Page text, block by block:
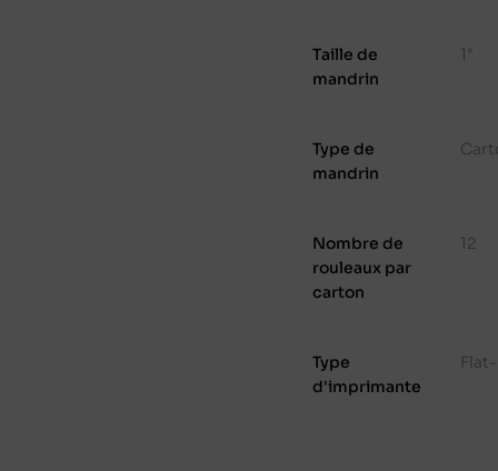
Taille de
mandrin
1"
Type de
mandrin
Nombre de
rouleaux par
carton
12
Type
d'imprimante